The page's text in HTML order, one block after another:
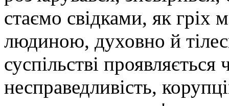
стаємо свідками, як гріх
людиною, духовно й
суспільстві проявляється
несправедливість,